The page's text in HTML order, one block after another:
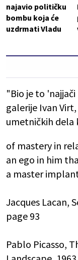
najavio političku
bombu koja će
uzdrmati Vladu
"Bio je to
galerije Ivan
umetničkih dela
of mastery in
an ego in him
a master
Jacques Lacan,
page 93
Pablo Picasso,